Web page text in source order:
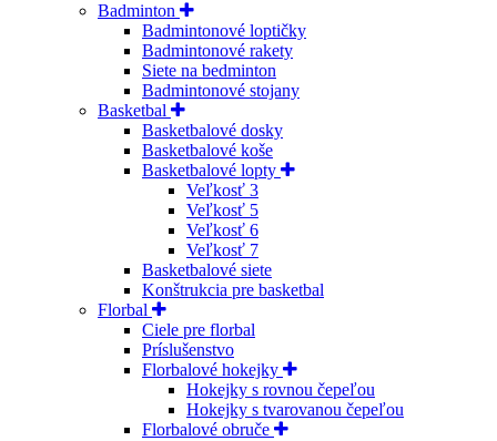
Badminton
Badmintonové loptičky
Badmintonové rakety
Siete na bedminton
Badmintonové stojany
Basketbal
Basketbalové dosky
Basketbalové koše
Basketbalové lopty
Veľkosť 3
Veľkosť 5
Veľkosť 6
Veľkosť 7
Basketbalové siete
Konštrukcia pre basketbal
Florbal
Ciele pre florbal
Príslušenstvo
Florbalové hokejky
Hokejky s rovnou čepeľou
Hokejky s tvarovanou čepeľou
Florbalové obruče